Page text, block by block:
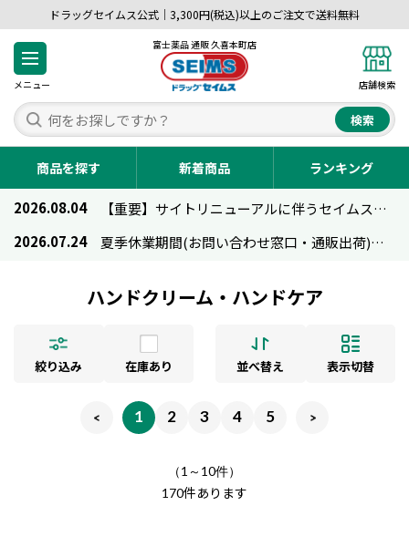
ドラッグセイムス公式｜3,300円(税込)以上のご注文で送料無料
メニュー
富士薬品 通販 久喜本町店
店舗検索
検索
商品を探す 新着商品 ランキング
2026.08.04
【重要】サイトリニューアルに伴うセイムス通販のご利用について
2026.07.24
夏季休業期間(お問い合わせ窓口・通販出荷)のお知らせ
ハンドクリーム・ハンドケア
絞り込み 在庫あり
1 2 3 4 5
並べ替え 表示切替
（1～10件）
170件あります